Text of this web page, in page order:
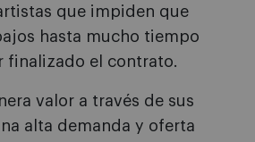
que impiden que
hasta mucho tiempo
finalizado el contrato.
valor a través de sus
alta demanda y oferta